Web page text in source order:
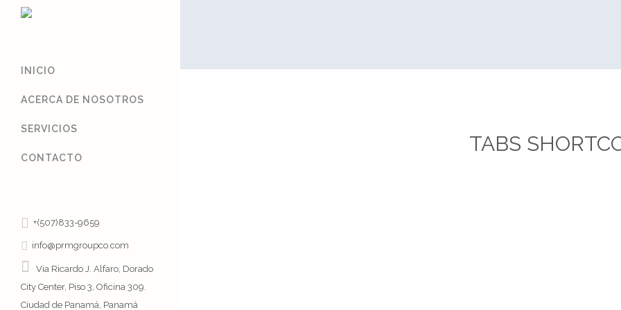
INICIO
ACERCA DE NOSOTROS
SERVICIOS
CONTACTO
+(507)833-9659
info@prmgroupco.com
Via Ricardo J. Alfaro, Dorado
City Center, Piso 3, Oficina 309.
Ciudad de Panamá, Panamá
TABS